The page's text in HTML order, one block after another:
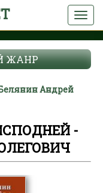
ЖАНР
Андрей
-